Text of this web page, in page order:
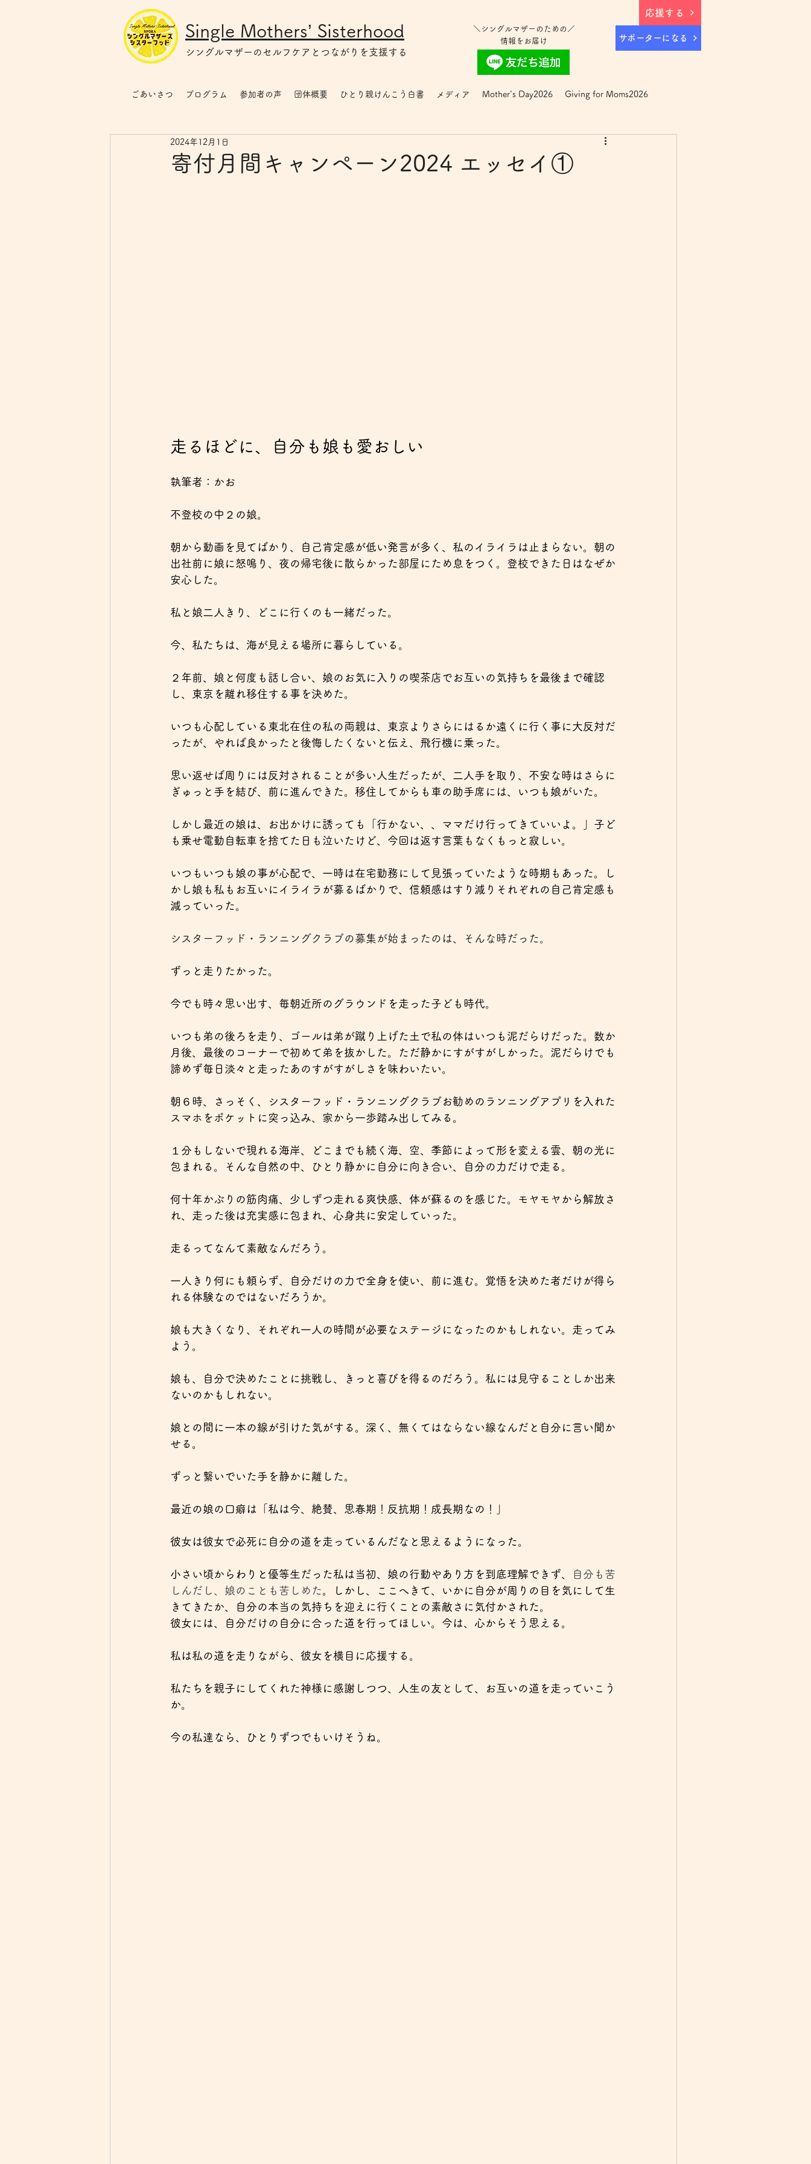
Single Mothers’ Sisterhood
シングルマザー のセルフケアとつながりを支援する
＼シングルマザーのための／
情報をお届け
応援する
サポーターになる
ごあいさつ プログラム 参加者の声 団体概要 ひとり親けんこう白書 メディア Mother's Day2026 Giving for Moms2026
寄付月間キャンペーン2024 エッセイ①
2024年12月1日
走るほどに、自分も娘も愛おしい
執筆者：かお
不登校の中２の娘。
朝から動画を見てばかり、自己肯定感が低い発言が多く、私のイライラは止まらない。朝の
出社前に娘に怒鳴り、夜の帰宅後に散らかった部屋にため息をつく。登校できた日はなぜか
安心した。
私と娘二人きり、どこに行くのも一緒だった。
今、私たちは、海が見える場所に暮らしている。
２年前、娘と何度も話し合い、娘のお気に入りの喫茶店でお互いの気持ちを最後まで確認
し、東京を離れ移住する事を決めた。
いつも心配している東北在住の私の両親は、東京よりさらにはるか遠くに行く事に大反対だ
ったが、やれば良かったと後悔したくないと伝え、飛行機に乗った。
思い返せば周りには反対されることが多い人生だったが、二人手を取り、不安な時はさらに
ぎゅっと手を結び、前に進んできた。移住してからも車の助手席には、いつも娘がいた。
しかし最近の娘は、お出かけに誘っても「行かない、、ママだけ行ってきていいよ。」子ど
も乗せ電動自転車を捨てた日も泣いたけど、今回は返す言葉もなくもっと寂しい。
いつもいつも娘の事が心配で、一時は在宅勤務にして見張っていたような時期もあった。し
かし娘も私もお互いにイライラが募るばかりで、信頼感はすり減りそれぞれの自己肯定感も
減っていった。
シスターフッド・ランニングクラブの募集が始まったのは、そんな時だった。
ずっと走りたかった。
今でも時々思い出す、毎朝近所のグラウンドを走った子ども時代。
いつも弟の後ろを走り、ゴールは弟が蹴り上げた土で私の体はいつも泥だらけだった。数か
月後、最後のコーナーで初めて弟を抜かした。ただ静かにすがすがしかった。泥だらけでも
諦めず毎日淡々と走ったあのすがすがしさを味わいたい。
朝６時、さっそく、シスターフッド・ランニングクラブお勧めのランニングアプリを入れた
スマホをポケットに突っ込み、家から一歩踏み出してみる。
１分もしないで現れる海岸、どこまでも続く海、空、季節によって形を変える雲、朝の光に
包まれる。そんな自然の中、ひとり静かに自分に向き合い、自分の力だけで走る。
何十年かぶりの筋肉痛、少しずつ走れる爽快感、体が蘇るのを感じた。モヤモヤから解放さ
れ、走った後は充実感に包まれ、心身共に安定していった。
走るってなんて素敵なんだろう。
一人きり何にも頼らず、自分だけの力で全身を使い、前に進む。覚悟を決めた者だけが得ら
れる体験なのではないだろうか。
娘も大きくなり、それぞれ一人の時間が必要なステージになったのかもしれない。走ってみ
よう。
娘も、自分で決めたことに挑戦し、きっと喜びを得るのだろう。私には見守ることしか出来
ないのかもしれない。
娘との間に一本の線が引けた気がする。深く、無くてはならない線なんだと自分に言い聞か
せる。
ずっと繋いでいた手を静かに離した。
最近の娘の口癖は「私は今、絶賛、思春期！反抗期！成長期なの！」
彼女は彼女で必死に自分の道を走っているんだなと思えるようになった。
小さい頃からわりと優等生だった私は当初、娘の行動やあり方を到底理解できず、
自分も苦
しんだし、娘のことも苦しめた 。しかし、ここへきて、いかに自分が周りの目を気にして生
きてきたか、自分の本当の気持ちを迎えに行くことの素敵さに気付かされた。
彼女には、自分だけの自分に合った道を行ってほしい。今は、心からそう思える。
私は私の道を走りながら、彼女を横目に応援する。
私たちを親子にしてくれた神様に感謝しつつ、人生の友として、お互いの道を走っていこう
か。
今の私達なら、ひとりずつでもいけそうね。